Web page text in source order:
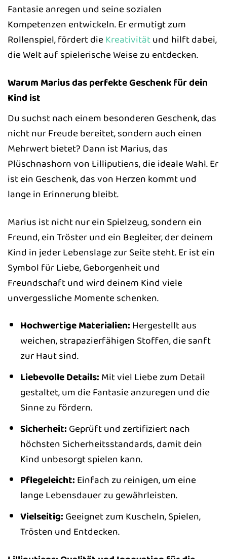
Fantasie anregen und seine sozialen
Kompetenzen entwickeln. Er ermutigt zum
Rollenspiel, fördert dieKreativitätund hilft dabei,
die Welt auf spielerische Weise zu entdecken.
Warum Marius das perfekte Geschenk für dein
Kind ist
Du suchst nach einem besonderen Geschenk, das
nicht nur Freude bereitet, sondern auch einen
Mehrwert bietet? Dann ist Marius, das
Plüschnashorn von Lilliputiens, die ideale Wahl. Er
ist ein Geschenk, das von Herzen kommt und
lange in Erinnerung bleibt.
Marius ist nicht nur ein Spielzeug, sondern ein
Freund, ein Tröster und ein Begleiter, der deinem
Kind in jeder Lebenslage zur Seite steht. Er ist ein
Symbol für Liebe, Geborgenheit und
Freundschaft und wird deinem Kind viele
unvergessliche Momente schenken.
Hochwertige Materialien: Hergestellt aus
weichen, strapazierfähigen Stoffen, die sanft
zur Haut sind.
Liebevolle Details: Mit viel Liebe zum Detail
gestaltet, um die Fantasie anzuregen und die
Sinne zu fördern.
Sicherheit: Geprüft und zertifiziert nach
höchsten Sicherheitsstandards, damit dein
Kind unbesorgt spielen kann.
Pflegeleicht: Einfach zu reinigen, um eine
lange Lebensdauer zu gewährleisten.
Vielseitig: Geeignet zum Kuscheln, Spielen,
Trösten und Entdecken.